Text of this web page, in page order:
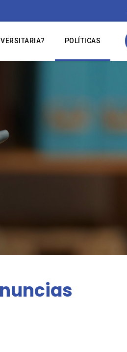
POLÍTICAS